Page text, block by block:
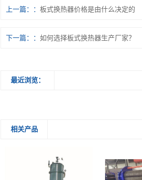
上一篇： 板式换热器价格是由什么决定的
下一篇： 如何选择板式换热器生产厂家？
最近浏览：
相关产品